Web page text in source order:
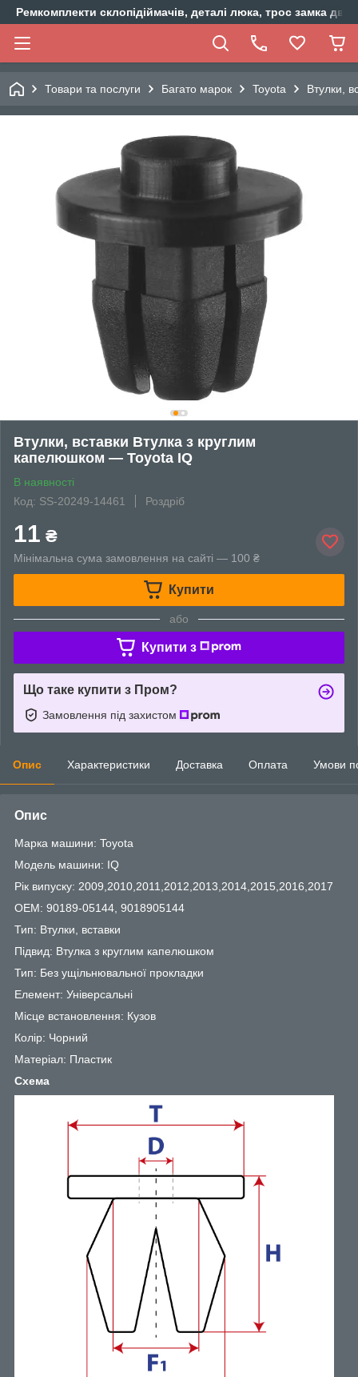
Ремкомплекти склопідіймачів, деталі люка, трос замка
Товари та послуги Багато марок Toyota Втулки,
Втулки, вставки Втулка з круглим
капелюшком — Toyota IQ
В наявності
Код: SS-20249-14461
Роздріб
11 ₴
Мінімальна сума замовлення на сайті — 100 ₴
Купити
або
Купити з
Що таке купити з Пром?
Замовлення під захистом
Опис Характеристики Доставка Оплата Умови
Опис
Марка машини: Toyota
Модель машини: IQ
Рік випуску: 2009,2010,2011,2012,2013,2014,2015,2016,2017
OEM: 90189-05144, 9018905144
Тип: Втулки, вставки
Підвид: Втулка з круглим капелюшком
Тип: Без ущільнювальної прокладки
Елемент: Універсальні
Місце встановлення: Кузов
Колір: Чорний
Матеріал: Пластик
Схема